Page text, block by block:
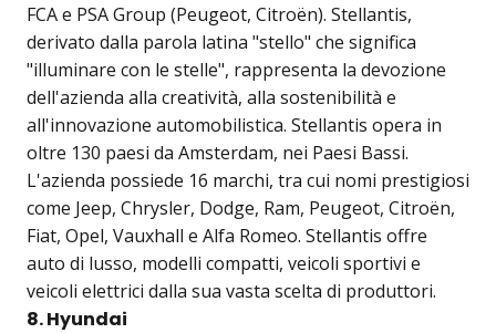
FCA e PSA Group (Peugeot, Citroën). Stellantis,
derivato dalla parola latina "stello" che significa
"illuminare con le stelle", rappresenta la devozione
dell'azienda alla creatività, alla sostenibilità e
all'innovazione automobilistica. Stellantis opera in
oltre 130 paesi da Amsterdam, nei Paesi Bassi.
L'azienda possiede 16 marchi, tra cui nomi prestigiosi
come Jeep, Chrysler, Dodge, Ram, Peugeot, Citroën,
Fiat, Opel, Vauxhall e Alfa Romeo. Stellantis offre
auto di lusso, modelli compatti, veicoli sportivi e
veicoli elettrici dalla sua vasta scelta di produttori.
8. Hyundai